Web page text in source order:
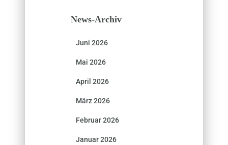
News-Archiv
Juni 2026
Mai 2026
April 2026
März 2026
Februar 2026
Januar 2026